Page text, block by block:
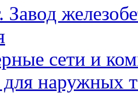
сети и
наружных